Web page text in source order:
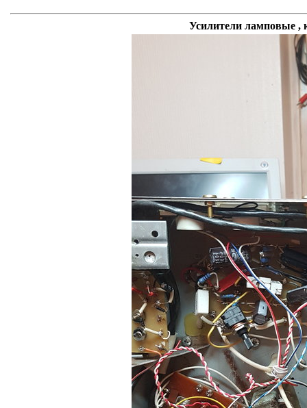
Усилители ламповые ,